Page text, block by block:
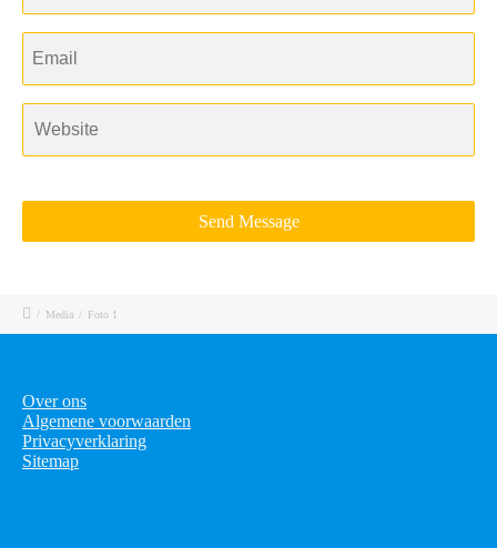
/ Media / Foto 1
Over ons
Algemene voorwaarden
Privacyverklaring
Sitemap